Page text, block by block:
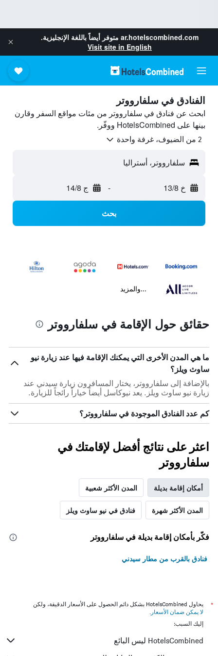
ar.hotelscombined.com متوفر أيضاً باللغة الإنجليزية.
Visit site in English
الفنادق في سلفارووتر
ابحث عن فنادق في سلفارووتر من مئات مواقع السفر وقارن
بينها على HotelsCombined ووفّر.
2 من الضيوف، غرفة واحدة
سلفارووتر، أستراليا
خ 13/8 - ج 14/8
بحث
...والمزيد
حقائق حول الإقامة في سلفارووتر
ما هي المدن الأخرى التي يمكنك الإقامة فيها عند زيارة نيو
ساوث ويلز؟
بالإضافة إلى سلفارووتر، يختار المسافرون زيارة سيدني عند
زيارة نيو ساوث ويلز. يعد نيوكاسل أيضاً خياراً رائجاً للزيارة.
كم عدد الفنادق الموجودة في سلفارووتر؟
اعثر على نتائج أفضل لإقامتك في
سلفارووتر
أمكان إقامة بديلة المدن الأكثر شعبية
المدن الأكثر شهرة فنادق في نيو ساوث ويلز
فكّر بأمكان إقامة بديلة في سلفارووتر
فنادق بالقرب من مطار سيدني
*
يحاول HotelsCombined بشكل دائم الحصول على الأسعار الدقيقة، ولكن
لا يمكن ضمان الأسعار .
إليك السبب:
HotelsCombined ليس البائع